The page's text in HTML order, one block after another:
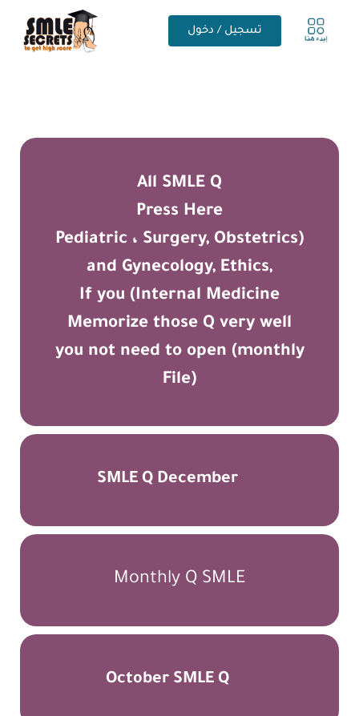
تسجيل / دخول
All SMLE Q
Press Here
(Pediatric ، Surgery, Obstetrics
and Gynecology, Ethics,
Internal Medicine) If you
Memorize those Q very well
you not need to open (monthly
File)
SMLE Q December
Monthly Q SMLE
October SMLE Q